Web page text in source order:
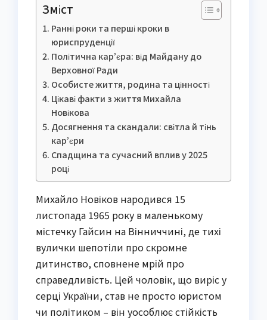
Зміст
Ранні роки та перші кроки в
юриспруденції
Політична кар’єра: від Майдану до
Верховної Ради
Особисте життя, родина та цінності
Цікаві факти з життя Михайла
Новікова
Досягнення та скандали: світла й тінь
кар’єри
Спадщина та сучасний вплив у 2025
році
Михайло Новіков народився 15
листопада 1965 року в маленькому
містечку Гайсин на Вінниччині, де тихі
вулички шепотіли про скромне
дитинство, сповнене мрій про
справедливість. Цей чоловік, що виріс у
серці України, став не просто юристом
чи політиком – він уособлює стійкість